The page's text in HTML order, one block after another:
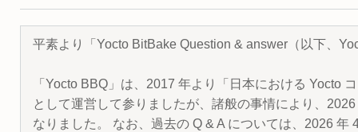
に
移
動
平素より「Yocto BitBake Question & answer（以下、
「Yocto BBQ」は、2017 年より「日本における Yocto
として運営して参りましたが、諸般の事情により、
なりました。 なお、過去の Q & A については、2026